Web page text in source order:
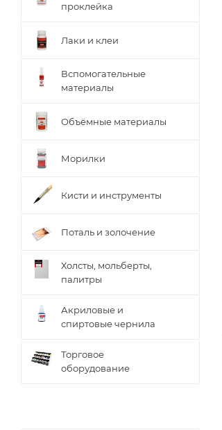
проклейка
Лаки и клеи
Вспомогательные
материалы
Объёмные материалы
Морилки
Кисти и инструменты
Поталь и золочение
Холсты, мольберты,
палитры
Акриловые и
спиртовые чернила
Торговое
оборудование